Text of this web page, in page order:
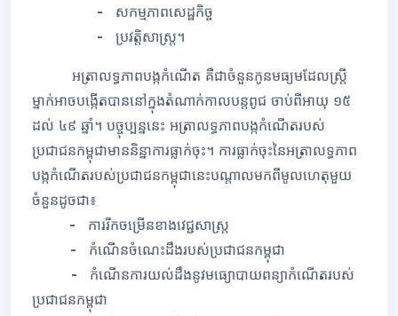
-
សកម្មភាពសេដ្ឋកិច្ច
-
ប្រវត្តិសាស្រ្ត។
អត្រាលទ្ធភាពបង្កកំណើត គឺជាចំនួនកូនមធ្យមដែលស្រ្តី
ម្នាក់អាចបង្កើតបាននៅក្នុងតំណាក់កាលបន្តពូជ ចាប់ពីអាយុ ១៥
ដល់ ៤៩ ឆ្នាំ។ បច្ចុប្បន្ននេះ អត្រាលទ្ធភាពបង្កកំណើតរបស់
ប្រជាជនកម្ពុជាមាននិន្នាការធ្លាក់ចុះ។ ការធ្លាក់ចុះនៃអត្រាលទ្ធភាព
បង្កកំណើតរបស់ប្រជាជនកម្ពុជានេះបណ្តាលមកពីមូលហេតុមួយ
ចំនួនដូចជា៖
-
ការរីកចម្រើនខាងវេជ្ជសាស្រ្ត
-
កំណើនចំណេះដឹងរបស់ប្រជាជនកម្ពុជា
-
កំណើនការយល់ដឹងនូវមធ្យោបាយពន្យាកំណើតរបស់
ប្រជាជនកម្ពុជា